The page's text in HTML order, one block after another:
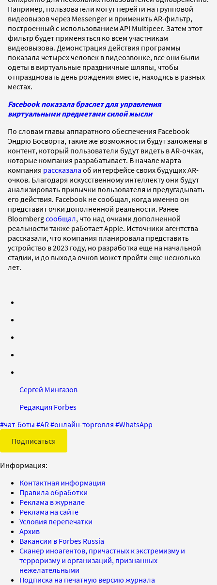
Например, пользователи могут перейти на групповой
видеовызов через Messenger и применить AR-фильтр,
построенный с использованием API Multipeer. Затем этот
фильтр будет применяться ко всем участникам
видеовызова. Демонстрация действия программы
показала четырех человек в видеозвонке, все они были
одеты в виртуальные праздничные шляпы, чтобы
отпраздновать день рождения вместе, находясь в разных
местах.
Facebook показала браслет для управления
виртуальными предметами силой мысли
По словам главы аппаратного обеспечения Facebook
Эндрю Босворта, такие же возможности будут заложены в
контент, который пользователи будут видеть в AR-очках,
которые компания разрабатывает. В начале марта
компания рассказала об интерфейсе своих будущих AR-
очков. Благодаря искусственному интеллекту они будут
анализировать привычки пользователя и предугадывать
его действия. Facebook не сообщал, когда именно он
представит очки дополненной реальности. Ранее
Bloombergсообщал, что над очками дополненной
реальности также работает Apple. Источники агентства
рассказали, что компания планировала представить
устройство в 2023 году, но разработка еще на начальной
стадии, и до выхода очков может пройти еще несколько
лет.
Сергей Мингазов
Редакция Forbes
#чат-боты #AR#онлайн-торговля #WhatsApp
Подписаться
Информация:
Контактная информация
Правила обработки
Реклама в журнале
Реклама на сайте
Условия перепечатки
Архив
Вакансии в Forbes Russia
Сканер иноагентов, причастных к экстремизму и
терроризму и организаций, признанных
нежелательными
Подписка на печатную версию журнала